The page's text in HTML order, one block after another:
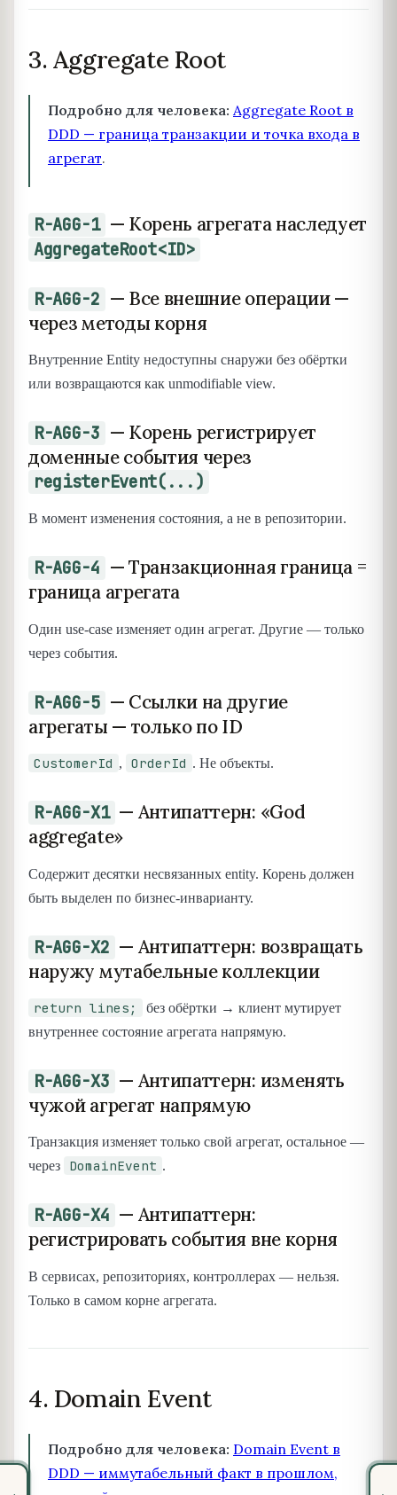
3. Aggregate Root
Подробно для человека: Aggregate Root в
DDD — граница транзакции и точка входа в
агрегат.
R-AGG-1 — Корень агрегата наследует
AggregateRoot<ID>
R-AGG-2 — Все внешние операции —
через методы корня
Внутренние Entity недоступны снаружи без обёртки
или возвращаются как unmodifiable view.
R-AGG-3 — Корень регистрирует
доменные события через
registerEvent(...)
В момент изменения состояния, а не в репозитории.
R-AGG-4 — Транзакционная граница =
граница агрегата
Один use-case изменяет один агрегат. Другие — только
через события.
R-AGG-5 — Ссылки на другие
агрегаты — только по ID
CustomerId , OrderId . Не объекты.
R-AGG-X1 — Антипаттерн: «God
aggregate»
Содержит десятки несвязанных entity. Корень должен
быть выделен по бизнес-инварианту.
R-AGG-X2 — Антипаттерн: возвращать
наружу мутабельные коллекции
return lines;
без обёртки → клиент мутирует
внутреннее состояние агрегата напрямую.
R-AGG-X3 — Антипаттерн: изменять
чужой агрегат напрямую
Транзакция изменяет только свой агрегат, остальное —
через
DomainEvent .
R-AGG-X4 — Антипаттерн:
регистрировать события вне корня
В сервисах, репозиториях, контроллерах — нельзя.
Только в самом корне агрегата.
4. Domain Event
Подробно для человека: Domain Event в
DDD — иммутабельный факт в прошлом,